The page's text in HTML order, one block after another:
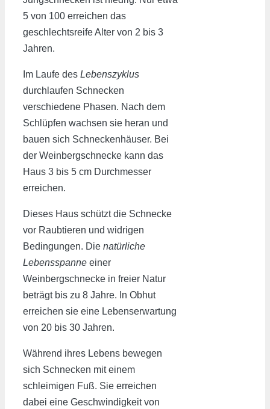
5 von 100 erreichen das
geschlechtsreife Alter von 2 bis 3
Jahren.
Im Laufe des Lebenszyklus
durchlaufen Schnecken
verschiedene Phasen. Nach dem
Schlüpfen wachsen sie heran und
bauen sich Schneckenhäuser. Bei
der Weinbergschnecke kann das
Haus 3 bis 5 cm Durchmesser
erreichen.
Dieses Haus schützt die Schnecke
vor Raubtieren und widrigen
Bedingungen. Die natürliche
Lebensspanne einer
Weinbergschnecke in freier Natur
beträgt bis zu 8 Jahre. In Obhut
erreichen sie eine Lebenserwartung
von 20 bis 30 Jahren.
Während ihres Lebens bewegen
sich Schnecken mit einem
schleimigen Fuß. Sie erreichen
dabei eine Geschwindigkeit von